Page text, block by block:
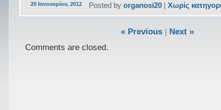
20 Ιανουαρίου, 2012 Posted byorganosi20 |Χωρίς
« Previous| Next »
Comments are closed.